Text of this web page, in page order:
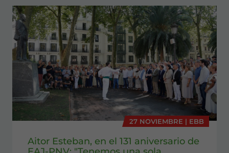
27 NOVIEMBRE | EBB
Aitor Esteban, en el 131 aniversario de